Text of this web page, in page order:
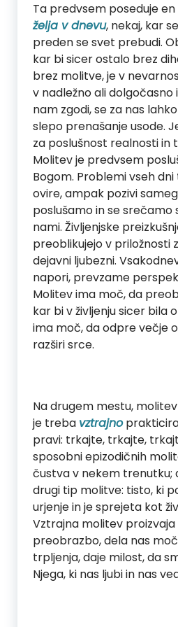
Ta predvsem poseduje
želja v dnevu, nekaj, kar
preden se svet prebudi.
kar bi sicer ostalo brez
brez molitve, je v
v nadležno ali dolgočasno
nam zgodi, se za nas
slepo prenašanje usode.
za poslušnost realnosti in
Molitev je predvsem
Bogom. Problemi vseh
ovire, ampak pozivi
poslušamo in se srečamo
nami. Življenjske
preoblikujejo v priložnosti
dejavni ljubezni.
napori, prevzame
Molitev ima moč, da
kar bi v življenju sicer bila
ima moč, da odpre večje
razširi srce.
Na drugem mestu,
je treba vztrajno
pravi: trkajte, trkajte,
sposobni epizodičnih
čustva v nekem trenutku;
drugi tip molitve: tisto, ki
urjenje in je sprejeta kot
Vztrajna molitev
preobrazbo, dela nas
trpljenja, daje milost, da
Njega, ki nas ljubi in nas